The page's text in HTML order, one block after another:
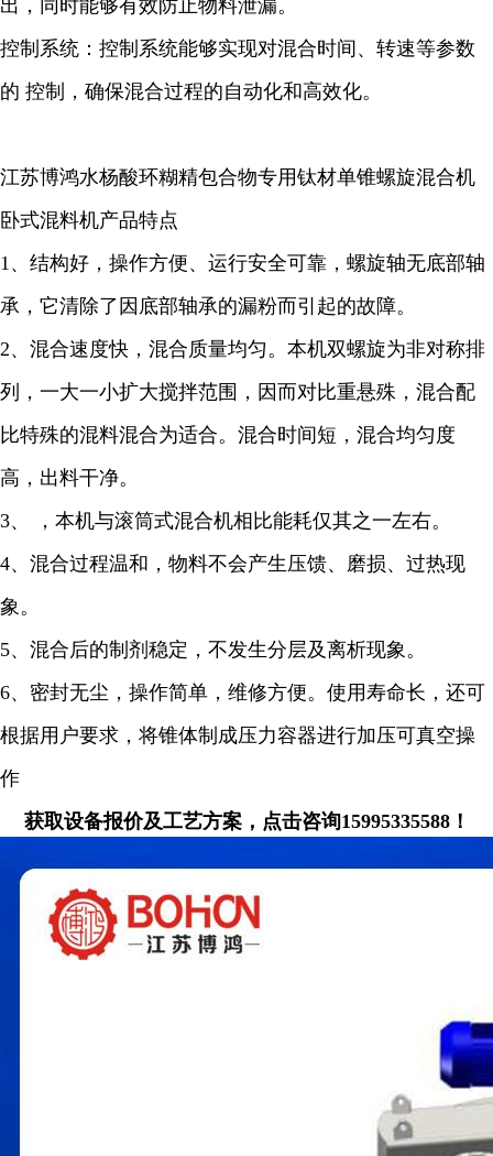
出，同时能够有效防止物料泄漏。
控制系统：控制系统能够实现对混合时间、转速等参数
的 控制，确保混合过程的自动化和高效化。
江苏博鸿水杨酸环糊精包合物专用钛材单锥螺旋混合机
卧式混料机产品特点
1、结构好，操作方便、运行安全可靠，螺旋轴无底部轴
承，它清除了因底部轴承的漏粉而引起的故障。
2、混合速度快，混合质量均匀。本机双螺旋为非对称排
列，一大一小扩大搅拌范围，因而对比重悬殊，混合配
比特殊的混料混合为适合。混合时间短，混合均匀度
高，出料干净。
3、 ，本机与滚筒式混合机相比能耗仅其之一左右。
4、混合过程温和，物料不会产生压馈、磨损、过热现
象。
5、混合后的制剂稳定，不发生分层及离析现象。
6、密封无尘，操作简单，维修方便。使用寿命长，还可
根据用户要求，将锥体制成压力容器进行加压可真空操
作
获取设备报价及工艺方案，点击咨询15995335588！